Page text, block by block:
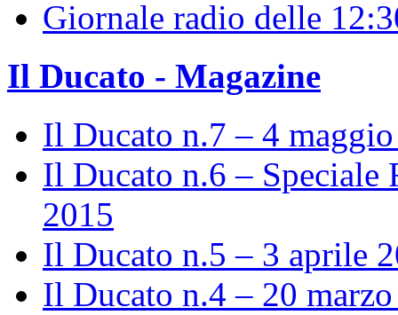
Giornale radio delle
Il Ducato - Magazine
Il Ducato n.7 – 4
Il Ducato n.6 – Speciale
2015
Il Ducato n.5 – 3 aprile
Il Ducato n.4 – 20